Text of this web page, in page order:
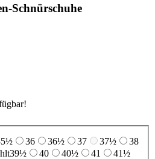
Schnürschuhe
36 36½ 37 37½
38
39½ 40 40½ 41
41½